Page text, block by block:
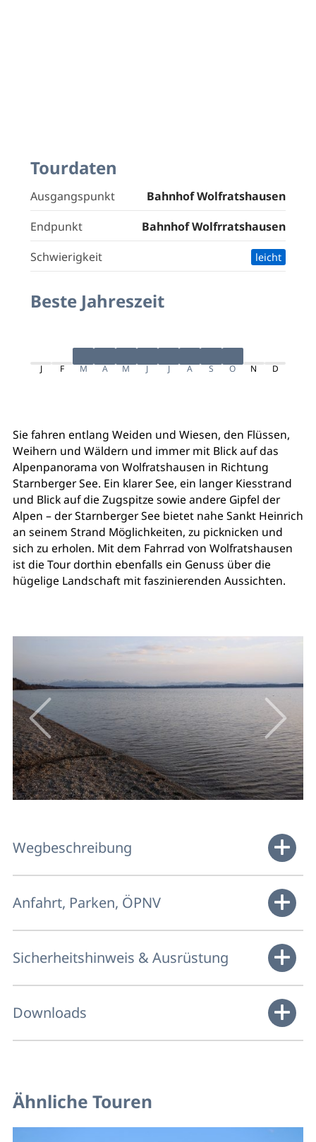
Tourdaten
Ausgangspunkt
Bahnhof Wolfratshausen
Endpunkt
Bahnhof Wolfrratshausen
Schwierigkeit
leicht
Beste Jahreszeit
J F M A M J J A S O N D
Sie fahren entlang Weiden und Wiesen, den Flüssen,
Weihern und Wäldern und immer mit Blick auf das
Alpenpanorama von Wolfratshausen in Richtung
Starnberger See. Ein klarer See, ein langer Kiesstrand
und Blick auf die Zugspitze sowie andere Gipfel der
Alpen – der Starnberger See bietet nahe Sankt Heinrich
an seinem Strand Möglichkeiten, zu picknicken und
sich zu erholen. Mit dem Fahrrad von Wolfratshausen
ist die Tour dorthin ebenfalls ein Genuss über die
hügelige Landschaft mit faszinierenden Aussichten.
Wegbeschreibung
Anfahrt, Parken, ÖPNV
Sicherheitshinweis & Ausrüstung
Downloads
Ähnliche Touren